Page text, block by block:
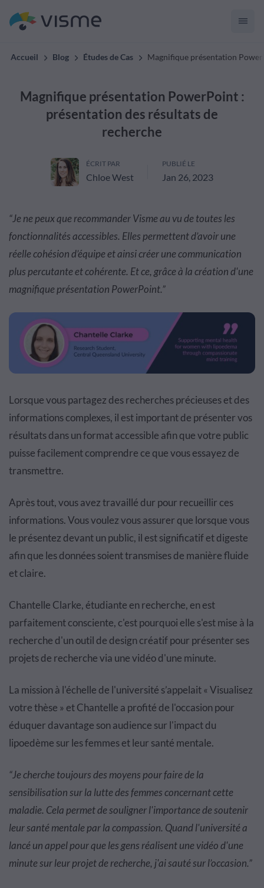
Accueil Blog Études de Cas Magnifique présentation
Magnifique présentation PowerPoint :
présentation des résultats de
recherche
ÉCRIT PAR
Chloe West
PUBLIÉ LE
Jan 26, 2023
“Je ne peux que recommander Visme au vu de toutes les
fonctionnalités accessibles. Elles permettent d’avoir une
réelle cohésion d’équipe et ainsi créer une communication
plus percutante et cohérente. Et ce, grâce à la création d'une
magnifique présentation PowerPoint.”
Lorsque vous partagez des recherches précieuses et des
informations complexes, il est important de présenter vos
résultats dans un format accessible afin que votre public
puisse facilement comprendre ce que vous essayez de
transmettre.
Après tout, vous avez travaillé dur pour recueillir ces
informations. Vous voulez vous assurer que lorsque vous
le présentez devant un public, il est significatif et digeste
afin que les données soient transmises de manière fluide
et claire.
Chantelle Clarke, étudiante en recherche, en est
parfaitement consciente, c'est pourquoi elle s'est mise à la
recherche d'un outil de design créatif pour présenter ses
projets de recherche via une vidéo d'une minute.
La mission à l'échelle de l'université s’appelait « Visualisez
votre thèse » et Chantelle a profité de l'occasion pour
éduquer davantage son audience sur l'impact du
lipoedème sur les femmes et leur santé mentale.
“Je cherche toujours des moyens pour faire de la
sensibilisation sur la lutte des femmes concernant cette
maladie. Cela permet de souligner l'importance de soutenir
leur santé mentale par la compassion. Quand l'université a
lancé un appel pour que les gens réalisent une vidéo d'une
minute sur leur projet de recherche, j'ai sauté sur l’occasion.”